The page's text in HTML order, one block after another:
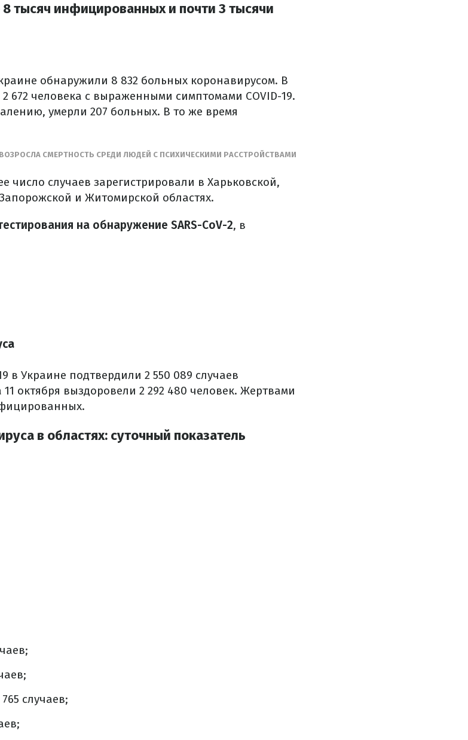
8 тысяч инфицированных и почти 3 тысячи
обнаружили 8 832 больных коронавирусом. В
672 человека с выраженными симптомами COVID-19.
умерли 207 больных. В то же время
СМЕРТНОСТЬ СРЕДИ ЛЮДЕЙ С ПСИХИЧЕСКИМИ РАССТРОЙСТВАМИ
число случаев зарегистрировали в Харьковской,
и Житомирской областях.
на обнаружение SARS-CoV-2, в
в Украине подтвердили 2 550 089 случаев
октября выздоровели 2 292 480 человек. Жертвами
в областях: суточный показатель
случаев;